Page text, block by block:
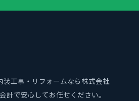
工事・リフォームなら株式会社
計で安心してお任せください。